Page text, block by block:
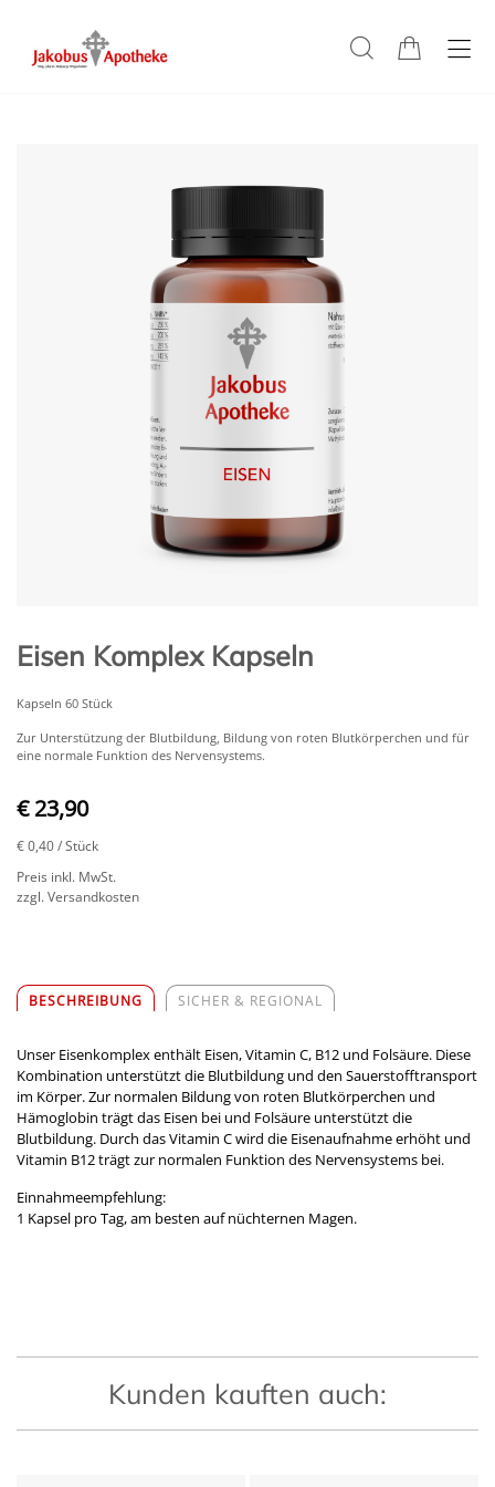
Eisen Komplex Kapseln
Kapseln 60 Stück
Zur Unterstützung der Blutbildung, Bildung von roten Blutkörperchen und für
eine normale Funktion des Nervensystems.
€ 23,90
€ 0,40/ Stück
Preis inkl. MwSt.
zzgl. Versandkosten
BESCHREIBUNG SICHER & REGIONAL
Unser Eisenkomplex enthält Eisen, Vitamin C, B12 und Folsäure. Diese
Kombination unterstützt die Blutbildung und den Sauerstofftransport
im Körper. Zur normalen Bildung von roten Blutkörperchen und
Hämoglobin trägt das Eisen bei und Folsäure unterstützt die
Blutbildung. Durch das Vitamin C wird die Eisenaufnahme erhöht und
Vitamin B12 trägt zur normalen Funktion des Nervensystems bei.
Einnahmeempfehlung:
1 Kapsel pro Tag, am besten auf nüchternen Magen.
Kunden kauften auch: